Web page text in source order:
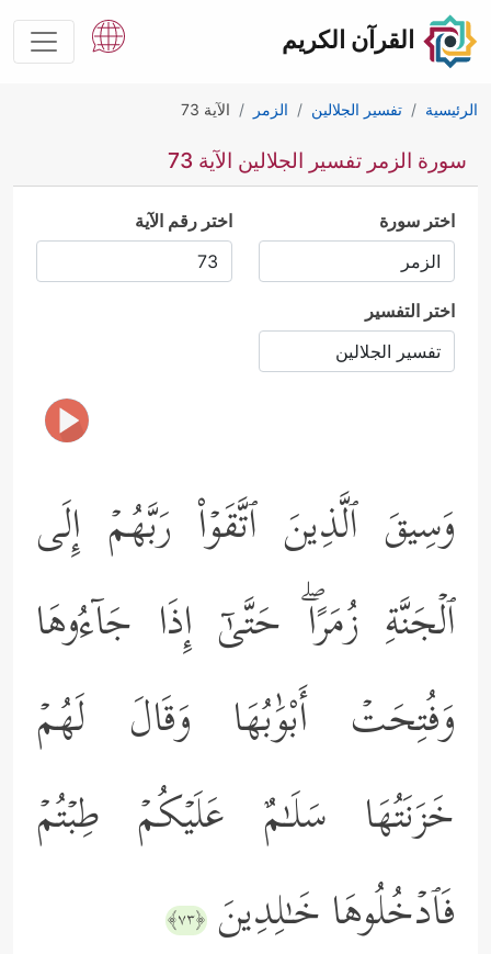
القرآن الكريم
الرئيسية تفسير الجلالين الزمر الآية 73
سورة الزمر تفسير الجلالين الآية 73
اختر سورة اختر رقم الآية
اختر التفسير
وَسِیقَ ٱلَّذِینَ ٱتَّقَوۡاْ رَبَّهُمۡ إِلَى
ٱلۡجَنَّةِ زُمَرًاۖ حَتَّىٰۤ إِذَا جَاۤءُوهَا
وَفُتِحَتۡ أَبْوَٰبُهَا وَقَالَ لَهُمۡ
خَزَنَتُهَا سَلَـٰمٌ عَلَیۡكُمۡ طِبۡتُمۡ
فَٱدۡخُلُوهَا خَـٰلِدِینَ ﴿٧٣﴾